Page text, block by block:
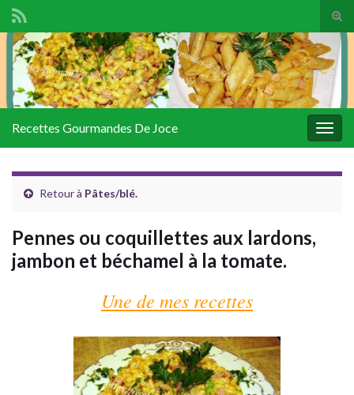
Search for:
Recettes Gourmandes De Joce
Retour à Pâtes/blé.
Pennes ou coquillettes aux lardons,
jambon et béchamel à la tomate.
Une de mes recettes